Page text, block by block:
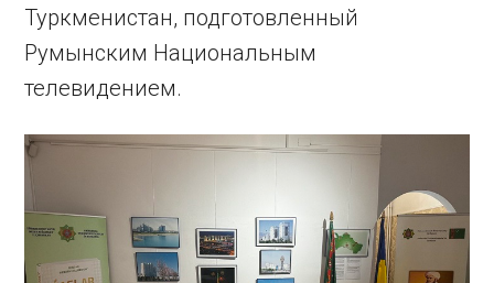
Туркменистан, подготовленный
Румынским Национальным
телевидением.